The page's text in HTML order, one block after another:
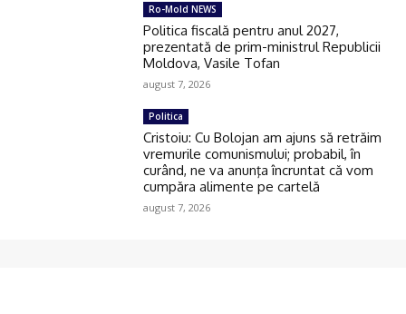
Ro-Mold NEWS
Politica fiscală pentru anul 2027,
prezentată de prim-ministrul Republicii
Moldova, Vasile Tofan
august 7, 2026
Politica
Cristoiu: Cu Bolojan am ajuns să retrăim
vremurile comunismului; probabil, în
curând, ne va anunţa încruntat că vom
cumpăra alimente pe cartelă
august 7, 2026